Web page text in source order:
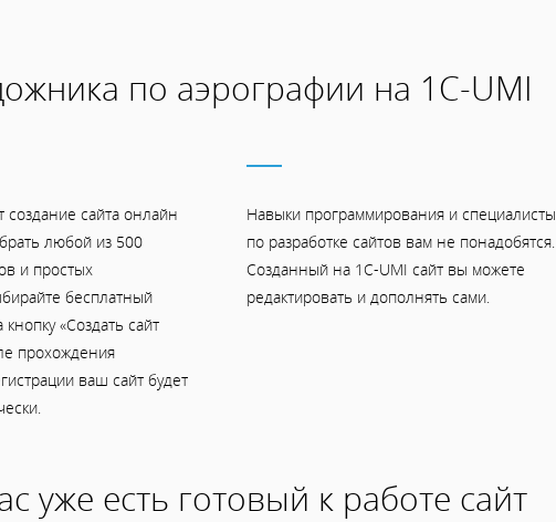
по аэрографии на 1С-UMI
создание сайта онлайн
любой из 500
и простых
бесплатный
«Создать сайт
прохождения
ваш сайт будет
Навыки программирования и специалисты
по разработке сайтов вам не понадобятся.
Созданный на 1C-UMI сайт вы можете
редактировать и дополнять сами.
уже есть готовый к работе сайт